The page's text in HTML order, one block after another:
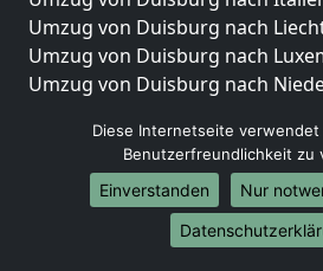
Umzug von Duisburg nach
Umzug von Duisburg nach
Umzug von Duisburg nach
Umzüge-Deutschlandweit
Umzug von Duisburg nach
Umzug von Duisburg nach
Umzug von Duisburg nach
Diese Internetseite verwendet
Benutzerfreundlichkeit zu
Einverstanden
Nur